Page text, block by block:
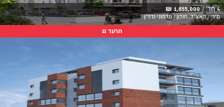
4 חד' / 1,855,000 ₪
מידי / האצ"ל, חולון / מדמוני נדל"ן
תרעד 11